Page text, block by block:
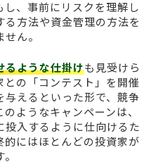
、事前にリスクを理解し
方法や資金管理の方法を
ん。
るような仕掛けも見受けら
の「コンテスト」を開催
与えるといった形で、競争
ようなキャンペーンは、
入するように仕向けるた
にはほとんどの投資家が